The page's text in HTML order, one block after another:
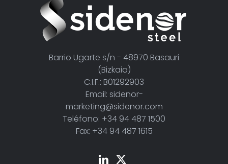
Barrio Ugarte s/n - 48970 Basauri
(Bizkaia)
C.I.F.: B01292903
Email: sidenor-
marketing@sidenor.com
Teléfono: +34 94 487 1500
Fax: +34 94 487 1615